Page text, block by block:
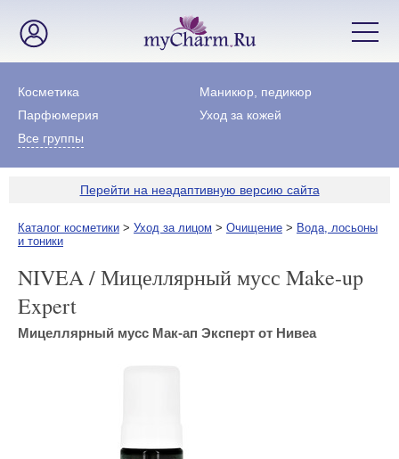
Косметика
Маникюр, педикюр
Парфюмерия
Уход за кожей
Все группы
Перейти на неадаптивную версию сайта
Каталог косметики > Уход за лицом > Очищение > Вода, лосьоны
и тоники
NIVEA / Мицеллярный мусс Make-up
Expert
Мицеллярный мусс Мак-ап Эксперт от Нивеа